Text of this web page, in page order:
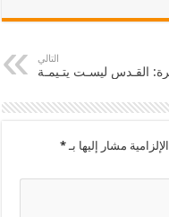
التالي
القـدس ليسـت يتـيمـة
مشار إليها بـ*